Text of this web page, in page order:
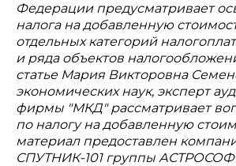
Федерации предусматривает
налога на добавленную
отдельных категорий
и ряда объектов
статье Мария Викторовна
экономических наук, эксперт
фирмы "МКД" рассматривает
по налогу на добавленную
материал предоставлен
СПУТНИК-101 группы